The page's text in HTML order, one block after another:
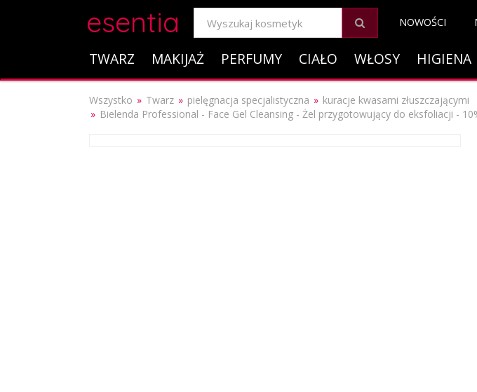
esentia NOWOŚCI
TWARZ MAKIJAŻ PERFUMY CIAŁO WŁOSY HIGIENA
Wszystko Twarz pielęgnacja specjalistyczna
kuracje kwasami złuszczającymi
Bielenda Professional - Face Gel Cleansing - Żel przygotowujący do eksfoliacji -